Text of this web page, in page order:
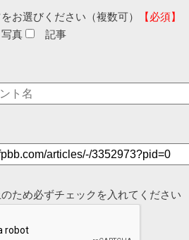
お選びください（複数可）
【必須】
写真 記事
ため必ずチェックを入れてください